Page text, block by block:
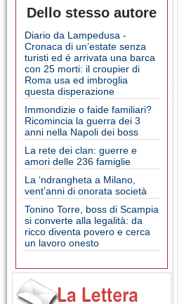
Dello stesso autore
Diario da Lampedusa -
Cronaca di un’estate senza
turisti ed é arrivata una barca
con 25 morti: il croupier di
Roma usa ed imbroglia
questa disperazione
Immondizie o faide familiari?
Ricomincia la guerra dei 3
anni nella Napoli dei boss
La rete dei clan: guerre e
amori delle 236 famiglie
La ‘ndrangheta a Milano,
vent’anni di onorata società
Tonino Torre, boss di Scampia
si converte alla legalità: da
ricco diventa povero e cerca
un lavoro onesto